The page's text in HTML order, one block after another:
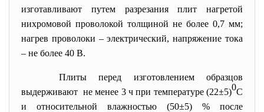
изготавливают путем разрезания плит нагретой
нихромовой проволокой толщиной не более 0,7 мм;
нагрев проволоки – электрический, напряжение тока
– не более 40 В.
Плиты перед изготовлением образцов
выдерживают не менее 3 ч при температуре (22±5)0С
и относительной влажностью (50±5) % после